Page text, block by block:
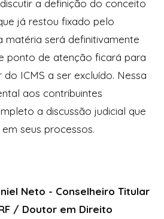
a definição do conceito
já restou fixado pelo
matéria será definitivamente
ponto de atenção ficará para
ICMS a ser excluído. Nessa
aos contribuintes
a discussão judicial que
seus processos.
Neto - Conselheiro Titular
/ Doutor em Direito